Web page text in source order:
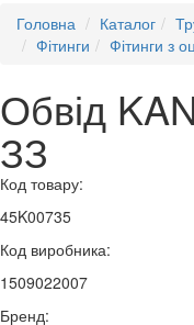
Головна Каталог
Фітинги
Фітинги з
Обвід
ЗЗ
Код товару:
45K00735
Код виробника:
1509022007
Бренд: